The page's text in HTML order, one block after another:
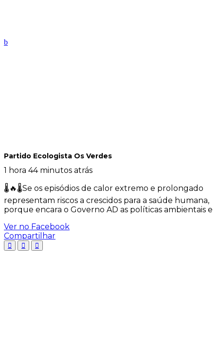
Partido Ecologista Os Verdes
1 hora 44 minutos atrás
🌡️🔥🌡️Se os episódios de calor extremo e prolongado
representam riscos a crescidos para a saúde humana,
porque encara o Governo AD as políticas ambientais e
Ver no Facebook
Compartilhar